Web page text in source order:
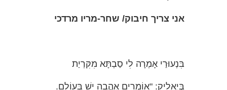
אני צריך חיבוק/ שחר-מריו מרדכי
בִּנְעוּרַי אָמְרָה לִי סַבְתָּא מִקִּרְיַת
בְּיָאלִיק: "אוֹמְרִים אַהֲבָה יֵשׁ בָּעוֹלָם.